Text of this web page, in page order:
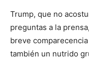
Trump, que no
preguntas a la
breve
también un nutrido